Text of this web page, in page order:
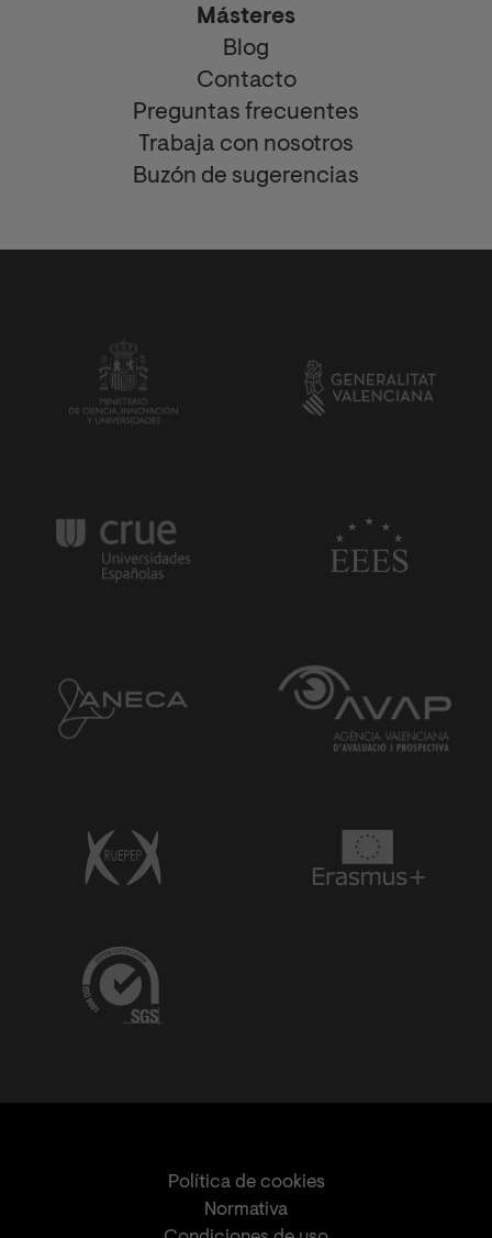
Másteres
Blog
Contacto
Preguntas frecuentes
Trabaja con nosotros
Buzón de sugerencias
Política de cookies
Normativa